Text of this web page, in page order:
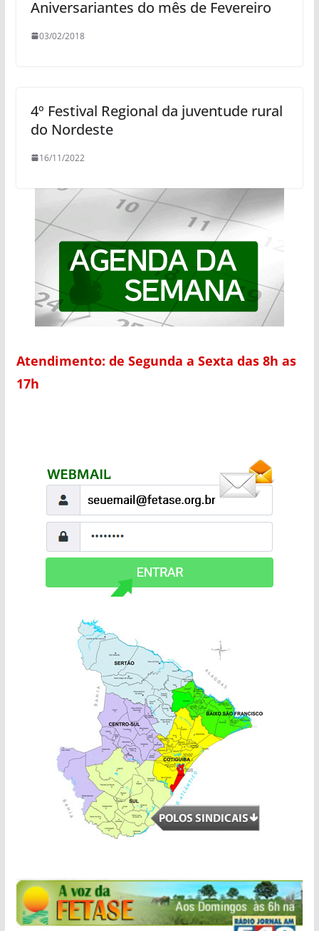
Aniversariantes do mês de Fevereiro
03/02/2018
4º Festival Regional da juventude rural
do Nordeste
16/11/2022
Atendimento: de Segunda a Sexta das 8h as
17h